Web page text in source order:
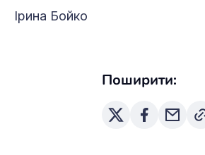
Ірина Бойко
Поширити: